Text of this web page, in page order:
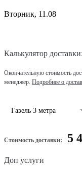
Вторник, 11.08
Калькулятор доставки:
Окончательную стоимость
менеджер. Подробнее о
Стоимость доставки: 5
Доп услуги